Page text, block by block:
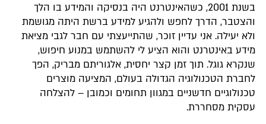
בשנת 2001, כשהאינטרנט היה בנסיקה והמידע בו הלך
והצטבר, הדרך לחפש ולהגיע למידע ברשת היתה מגושמת
ולא יעילה. אני עדיין זוכר, שהתייעצתי עם חבר לגבי מציאת
מידע באינטרנט והוא הציע לי להשתמש במנוע חיפוש,
שנקרא גוגל. תוך זמן קצר יחסית, אלגוריתם מבריק, הפך
לחברת הטכנולוגיה הגדולה בעולם, המציעה מוצרים
טכנולוגיים חדשניים במגוון תחומים וכמובן – להצלחה
עסקית מסחררת.